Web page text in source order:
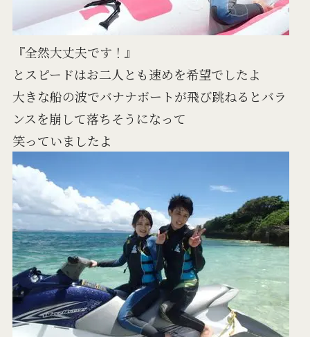
『全然大丈夫です！』
とスピードはお二人とも速めを希望でしたよ
大きな船の波でバナナボートが飛び跳ねるとバラ
ンスを崩して落ちそうになって
笑っていましたよ